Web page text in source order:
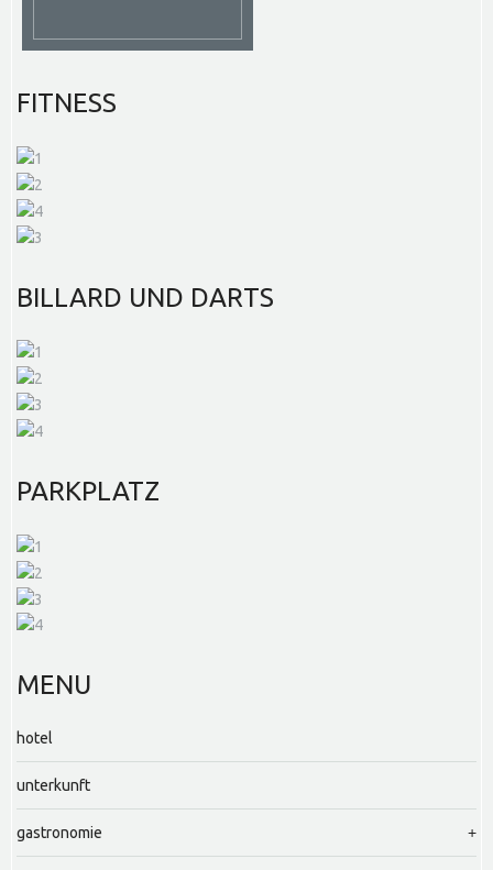
FITNESS
BILLARD UND DARTS
PARKPLATZ
MENU
hotel
unterkunft
gastronomie